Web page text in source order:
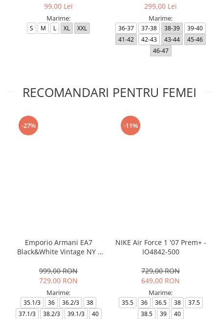
99,00 Lei
Marime:
S M L XL XXL
299,00 Lei
Marime:
36-37 37-38 38-39
39-40
41-42
42-43 43-44
45-46
46-47
RECOMANDARI PENTRU FEMEI
-27%
Emporio Armani EA7
Black&White Vintage NY -
999,00 RON
729,00 RON
Marime:
35.1/3 36 36.2/3
38
37.1/3
38.2/3 39.1/3 40
-11%
NIKE Air Force 1 '07 Prem+ -
IO4842-500
729,00 RON
649,00 RON
Marime:
35.5 36 36.5 38
37.5
38.5
39 40